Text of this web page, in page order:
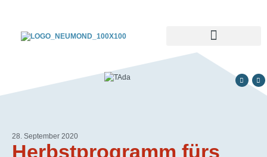
28. September 2020
Herbstprogramm fürs